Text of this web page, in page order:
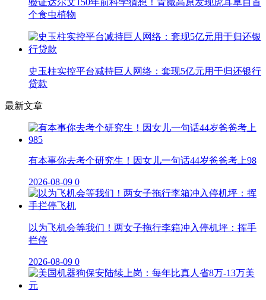
个食虫植物
史玉柱实控平台减持巨人网络：套现5亿元用于归还银行
贷款
最新文章
有本事你去考个研究生！因女儿一句话44岁爸爸考上98
2026-08-09 0
以为飞机会等我们！两女子拖行李箱冲入停机坪：挥手
拦停
2026-08-09 0